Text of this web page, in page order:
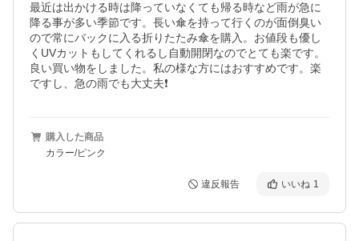
最近は出かける時は降っていなくても帰る時など雨が急に
降る事が多い季節です。長い傘を持って行くのが面倒臭い
ので常にバックに入る折りたたみ傘を購入。お値段も優し
くUVカットもしてくれるし自動開閉なのでとても楽です。
良い買い物をしました。私の様な方にはおすすめです。楽
ですし、急の雨でも大丈夫❗️
購入した商品
カラー/ピンク
違反報告 いいね 1